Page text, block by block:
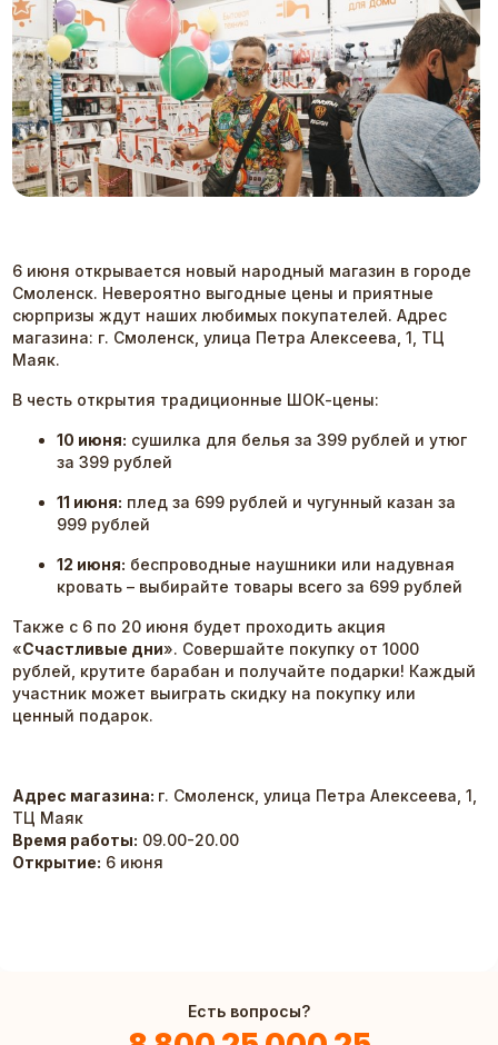
6 июня открывается новый народный магазин в городе
Смоленск. Невероятно выгодные цены и приятные
сюрпризы ждут наших любимых покупателей. Адрес
магазина: г. Смоленск, улица Петра Алексеева, 1, ТЦ
Маяк.
В честь открытия традиционные ШОК-цены:
10 июня: сушилка для белья за 399 рублей и утюг
за 399 рублей
11 июня: плед за 699 рублей и чугунный казан за
999 рублей
12 июня: беспроводные наушники или надувная
кровать – выбирайте товары всего за 699 рублей
Также с 6 по 20 июня будет проходить акция
«Счастливые дни». Совершайте покупку от 1000
рублей, крутите барабан и получайте подарки! Каждый
участник может выиграть скидку на покупку или
ценный подарок.
Адрес магазина: г. Смоленск, улица Петра Алексеева, 1,
ТЦ Маяк
Время работы: 09.00-20.00
Открытие: 6 июня
Есть вопросы?